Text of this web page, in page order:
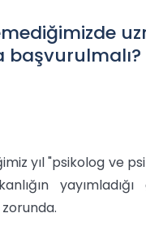
yıl "psikolog ve